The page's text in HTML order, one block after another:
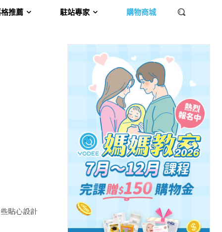
推薦 駐站專家 購物商城
貼心設計